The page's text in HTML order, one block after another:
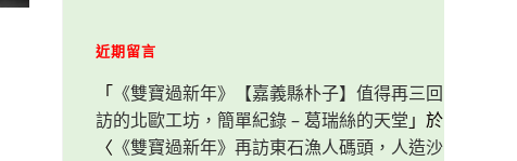
近期留言
「 《雙寶過新年》【嘉義縣朴子】值得再三回
訪的北歐工坊，簡單紀錄 – 葛瑞絲的天堂 」於
〈 《雙寶過新年》再訪東石漁人碼頭，人造沙